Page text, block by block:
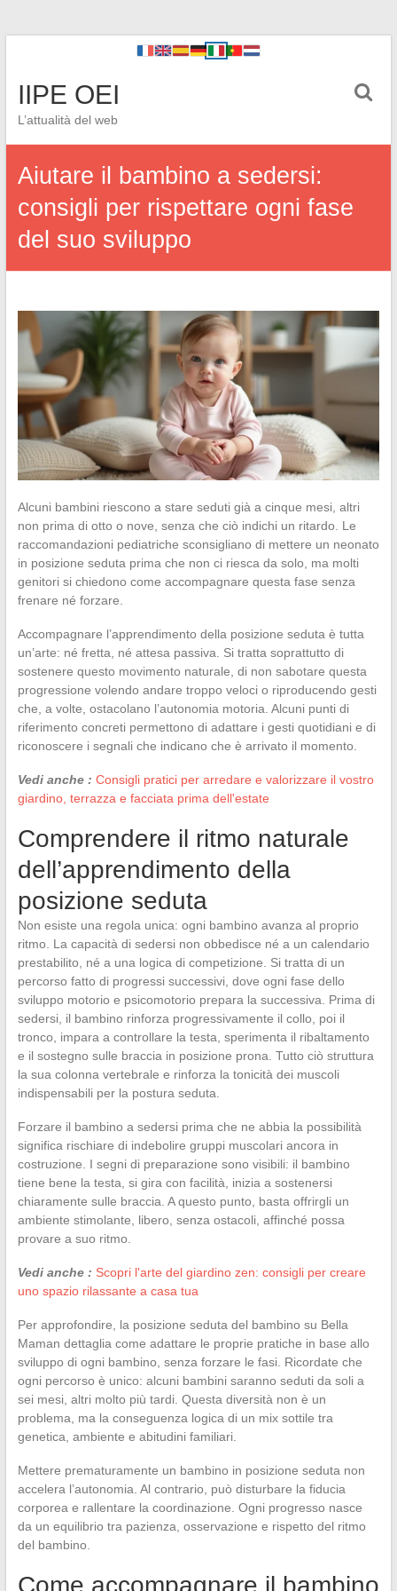
IIPE OEI
L’attualità del web
Aiutare il bambino a sedersi:
consigli per rispettare ogni fase
del suo sviluppo
Alcuni bambini riescono a stare seduti già a cinque mesi, altri
non prima di otto o nove, senza che ciò indichi un ritardo. Le
raccomandazioni pediatriche sconsigliano di mettere un neonato
in posizione seduta prima che non ci riesca da solo, ma molti
genitori si chiedono come accompagnare questa fase senza
frenare né forzare.
Accompagnare l’apprendimento della posizione seduta è tutta
un’arte: né fretta, né attesa passiva. Si tratta soprattutto di
sostenere questo movimento naturale, di non sabotare questa
progressione volendo andare troppo veloci o riproducendo gesti
che, a volte, ostacolano l’autonomia motoria. Alcuni punti di
riferimento concreti permettono di adattare i gesti quotidiani e di
riconoscere i segnali che indicano che è arrivato il momento.
Vedi anche : Consigli pratici per arredare e valorizzare il vostro
giardino, terrazza e facciata prima dell'estate
Comprendere il ritmo naturale
dell’apprendimento della
posizione seduta
Non esiste una regola unica: ogni bambino avanza al proprio
ritmo. La capacità di sedersi non obbedisce né a un calendario
prestabilito, né a una logica di competizione. Si tratta di un
percorso fatto di progressi successivi, dove ogni fase dello
sviluppo motorio e psicomotorio prepara la successiva. Prima di
sedersi, il bambino rinforza progressivamente il collo, poi il
tronco, impara a controllare la testa, sperimenta il ribaltamento
e il sostegno sulle braccia in posizione prona. Tutto ciò struttura
la sua colonna vertebrale e rinforza la tonicità dei muscoli
indispensabili per la postura seduta.
Forzare il bambino a sedersi prima che ne abbia la possibilità
significa rischiare di indebolire gruppi muscolari ancora in
costruzione. I segni di preparazione sono visibili: il bambino
tiene bene la testa, si gira con facilità, inizia a sostenersi
chiaramente sulle braccia. A questo punto, basta offrirgli un
ambiente stimolante, libero, senza ostacoli, affinché possa
provare a suo ritmo.
Vedi anche : Scopri l'arte del giardino zen: consigli per creare
uno spazio rilassante a casa tua
Per approfondire, la posizione seduta del bambino su Bella
Maman dettaglia come adattare le proprie pratiche in base allo
sviluppo di ogni bambino, senza forzare le fasi. Ricordate che
ogni percorso è unico: alcuni bambini saranno seduti da soli a
sei mesi, altri molto più tardi. Questa diversità non è un
problema, ma la conseguenza logica di un mix sottile tra
genetica, ambiente e abitudini familiari.
Mettere prematuramente un bambino in posizione seduta non
accelera l’autonomia. Al contrario, può disturbare la fiducia
corporea e rallentare la coordinazione. Ogni progresso nasce
da un equilibrio tra pazienza, osservazione e rispetto del ritmo
del bambino.
Come accompagnare il bambino